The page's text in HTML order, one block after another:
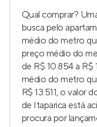
Qual comprar?
busca pelo
médio do metro
preço médio do
de R$ 10.854 a
médio do metro
R$ 13.511, o valor
de Itaparica está
procura por